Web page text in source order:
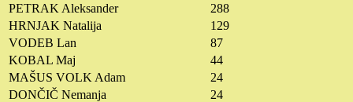
PETRAK Aleksander
288
HRNJAK Natalija
129
VODEB Lan
87
KOBAL Maj
44
MAŠUS VOLK Adam
24
DONČIČ Nemanja
24